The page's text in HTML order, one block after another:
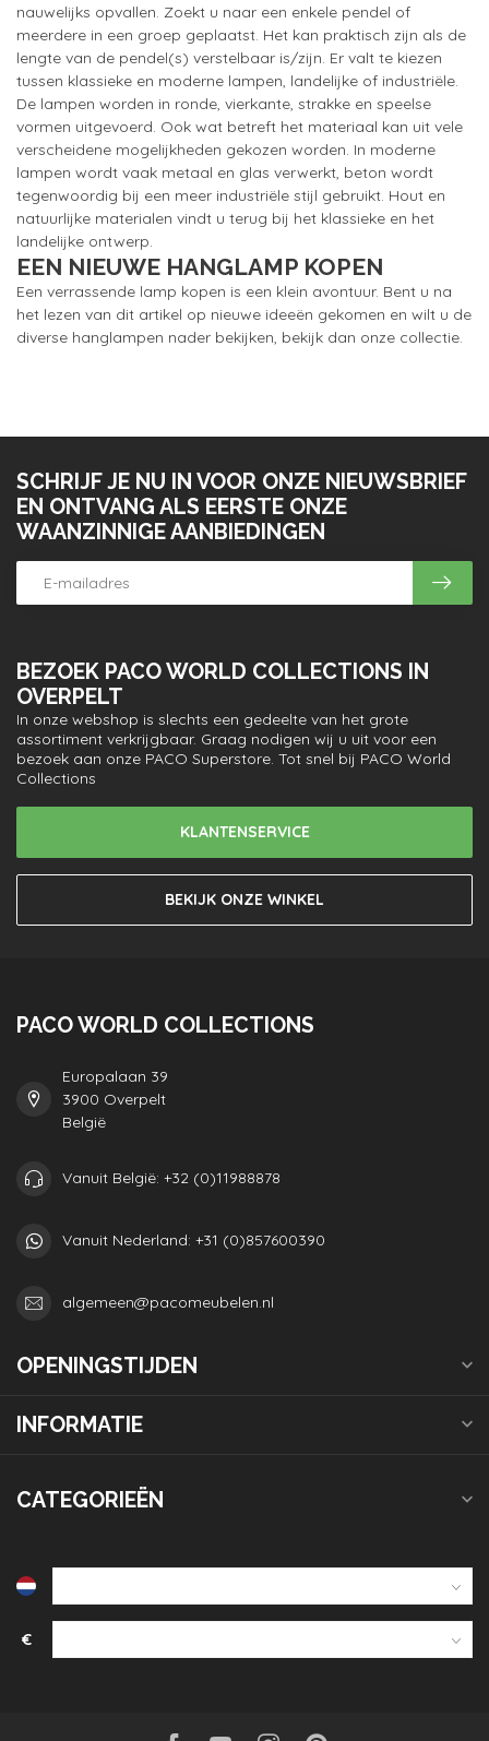
nauwelijks opvallen. Zoekt u naar een enkele pendel of
meerdere in een groep geplaatst. Het kan praktisch zijn als de
lengte van de pendel(s) verstelbaar is/zijn. Er valt te kiezen
tussen klassieke en moderne lampen, landelijke of industriële.
De lampen worden in ronde, vierkante, strakke en speelse
vormen uitgevoerd. Ook wat betreft het materiaal kan uit vele
verscheidene mogelijkheden gekozen worden. In moderne
lampen wordt vaak metaal en glas verwerkt, beton wordt
tegenwoordig bij een meer industriële stijl gebruikt. Hout en
natuurlijke materialen vindt u terug bij het klassieke en het
landelijke ontwerp.
EEN NIEUWE HANGLAMP KOPEN
Een verrassende lamp kopen is een klein avontuur. Bent u na
het lezen van dit artikel op nieuwe ideeën gekomen en wilt u de
diverse hanglampen nader bekijken, bekijk dan onze collectie.
BEZOEK PACO WORLD COLLECTIONS IN
OVERPELT
In onze webshop is slechts een gedeelte van het grote
assortiment verkrijgbaar. Graag nodigen wij u uit voor een
bezoek aan onze PACO Superstore. Tot snel bij PACO World
Collections
KLANTENSERVICE
BEKIJK ONZE WINKEL
SCHRIJF JE NU IN VOOR ONZE NIEUWSBRIEF
EN ONTVANG ALS EERSTE ONZE
WAANZINNIGE AANBIEDINGEN
PACO WORLD COLLECTIONS
Europalaan 39
3900 Overpelt
België
Vanuit België: +32 (0)11988878
Vanuit Nederland: +31 (0)857600390
algemeen@pacomeubelen.nl
OPENINGSTIJDEN
INFORMATIE
CATEGORIEËN
€